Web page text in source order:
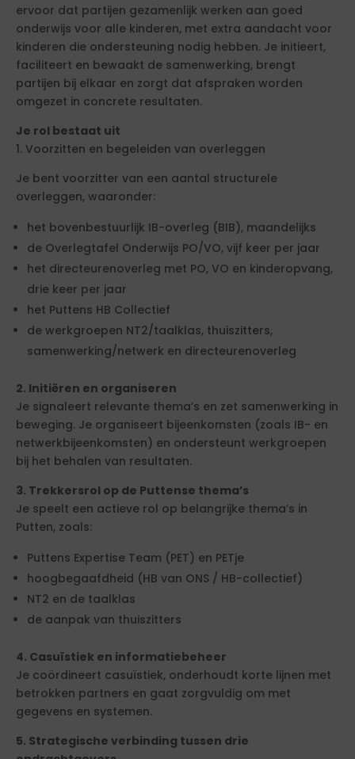
ervoor dat partijen gezamenlijk werken aan goed
onderwijs voor alle kinderen, met extra aandacht voor
kinderen die ondersteuning nodig hebben. Je initieert,
faciliteert en bewaakt de samenwerking, brengt
partijen bij elkaar en zorgt dat afspraken worden
omgezet in concrete resultaten.
Je rol bestaat uit
1. Voorzitten en begeleiden van overleggen
Je bent voorzitter van een aantal structurele
overleggen, waaronder:
het bovenbestuurlijk IB-overleg (BIB), maandelijks
de Overlegtafel Onderwijs PO/VO, vijf keer per jaar
het directeurenoverleg met PO, VO en kinderopvang,
drie keer per jaar
het Puttens HB Collectief
de werkgroepen NT2/taalklas, thuiszitters,
samenwerking/netwerk en directeurenoverleg
2. Initiëren en organiseren
Je signaleert relevante thema’s en zet samenwerking in
beweging. Je organiseert bijeenkomsten (zoals IB- en
netwerkbijeenkomsten) en ondersteunt werkgroepen
bij het behalen van resultaten.
3. Trekkersrol op de Puttense thema’s
Je speelt een actieve rol op belangrijke thema’s in
Putten, zoals:
Puttens Expertise Team (PET) en PETje
hoogbegaafdheid (HB van ONS / HB-collectief)
NT2 en de taalklas
de aanpak van thuiszitters
4. Casuïstiek en informatiebeheer
Je coördineert casuïstiek, onderhoudt korte lijnen met
betrokken partners en gaat zorgvuldig om met
gegevens en systemen.
5. Strategische verbinding tussen drie